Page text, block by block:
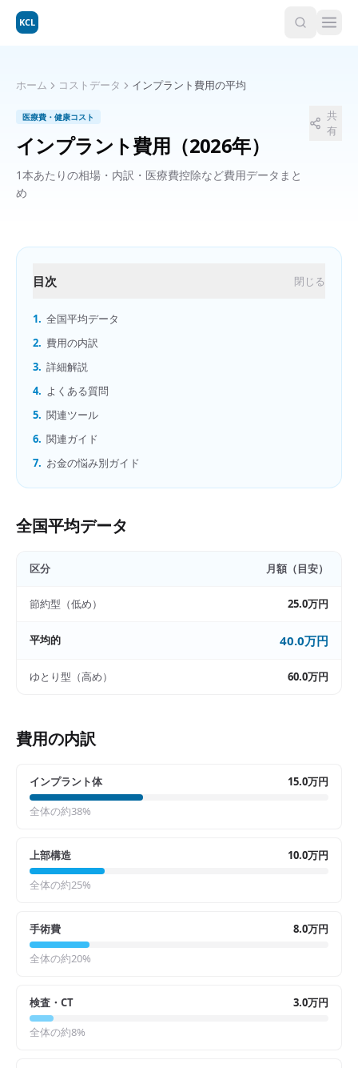
KCL
ホーム コストデータ インプラント費用の平均
医療費・健康コスト
インプラント費用 （2026年）
1本あたりの相場・内訳・医療費控除など費用データまと
め
共
有
目次 閉じる
1. 全国平均データ
2. 費用の内訳
3. 詳細解説
4. よくある質問
5. 関連ツール
6. 関連ガイド
7. お金の悩み別ガイド
全国平均データ
区分 月額（目安）
節約型（低め） 25.0万円
平均的 40.0万円
ゆとり型（高め） 60.0万円
費用の内訳
インプラント体 15.0万円
全体の約38%
上部構造 10.0万円
全体の約25%
手術費 8.0万円
全体の約20%
検査・CT 3.0万円
全体の約8%